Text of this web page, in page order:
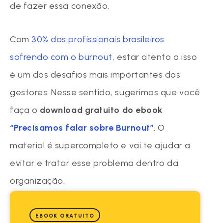
de fazer essa conexão.
Com30% dos profissionais brasileiros
sofrendo com o burnout, estar atento a isso
é um dos desafios mais importantes dos
gestores. Nesse sentido, sugerimos que você
faça o download gratuito do ebook
“Precisamos falar sobre Burnout”. O
material é supercompleto e vai te ajudar a
evitar e tratar esse problema dentro da
organização.
EBOOK GRATUITO